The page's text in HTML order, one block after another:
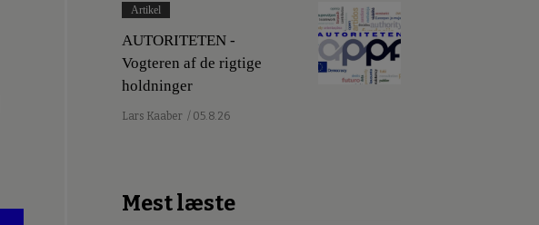
Artikel
AUTORITETEN -
Vogteren af de rigtige
holdninger
Lars Kaaber / 05.8.26
Mest læste